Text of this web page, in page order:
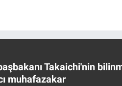
Takaichi'nin
muhafazakar